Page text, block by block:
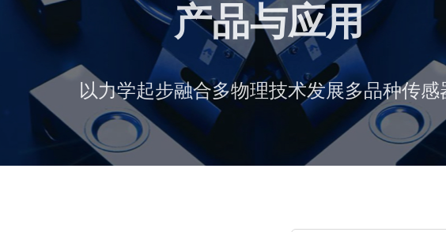
产品与应用
以力学起步融合多物理技术发展多品种传感